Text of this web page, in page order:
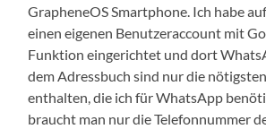
GrapheneOS Smartphone. Ich habe
einen eigenen Benutzeraccount mit
Funktion eingerichtet und dort
dem Adressbuch sind nur die
enthalten, die ich für WhatsApp
braucht man nur die Telefonnummer